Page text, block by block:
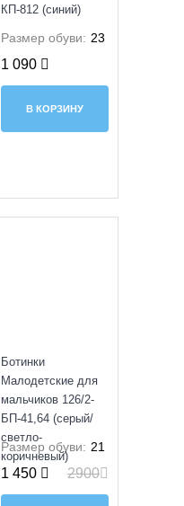
КП-812 (cиний)
Размер обуви: 23
1 090
В КОРЗИНУ
Ботинки
Малодетские для
мальчиков 126/2-
БП-41,64 (серый/
светло-
коричневый)
Размер обуви: 21
1 450 2900